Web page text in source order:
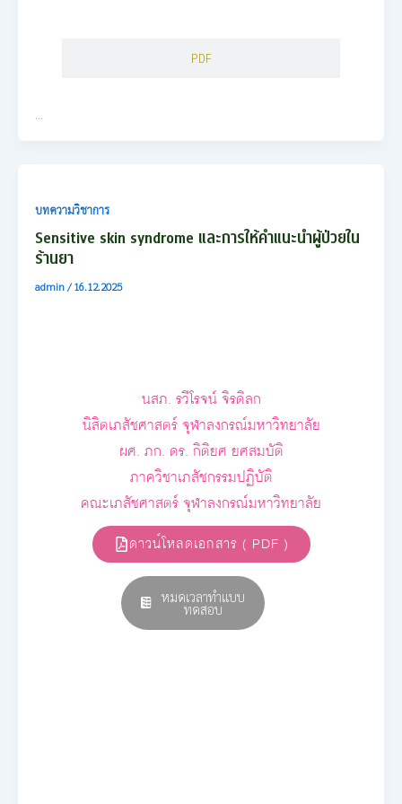
PDF
บทความวิชาการ
Sensitive skin syndrome และการให้คำแนะนำผู้ป่วยใน
ร้านยา
admin/16.12.2025
นสภ. รวีโรจน์ จิรดิลก
นิสิตเภสัชศาสตร์ จุฬาลงกรณ์มหาวิทยาลัย
ผศ. ภก. ดร. กิติยศ ยศสมบัติ
ภาควิชาเภสัชกรรมปฏิบัติ
คณะเภสัชศาสตร์ จุฬาลงกรณ์มหาวิทยาลัย
ดาวน์โหลดเอกสาร ( PDF )
หมดเวลาทำแบบ
ทดสอบ